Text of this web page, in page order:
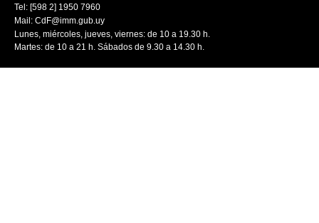
Tel: [598 2] 1950 7960
Mail: CdF@imm.gub.uy
Lunes, miércoles, jueves, viernes: de 10 a 19.30 h.
Martes: de 10 a 21 h. Sábados de 9.30 a 14.30 h.